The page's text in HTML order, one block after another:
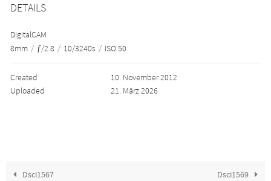
DETAILS
DigitalCAM
8mm / ƒ/2.8 / 10/3240s / ISO 50
Created
10. November 2012
Uploaded
21. März 2026
Dsci1567 Dsci1569